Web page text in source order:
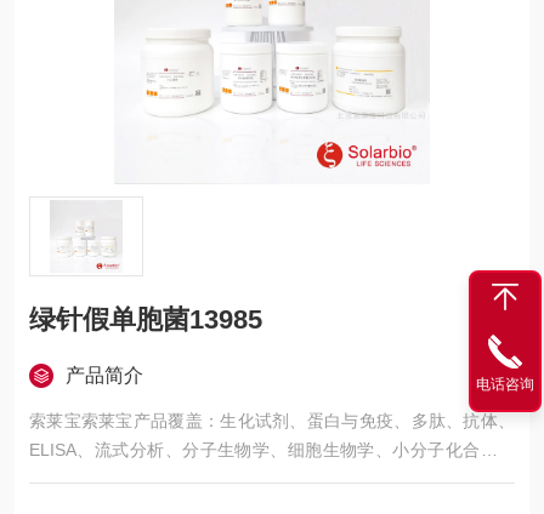
绿针假单胞菌13985
产品简介
索莱宝索莱宝产品覆盖：生化试剂、蛋白与免疫、多肽、抗体、
ELISA、流式分析、分子生物学、细胞生物学、小分子化合物、
生化试剂盒、染色试剂、分析标准品、微生物培养、层析介质、
电话咨询